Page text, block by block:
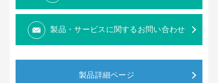
製品・サービスに関するお問い合わせ
製品詳細ページ